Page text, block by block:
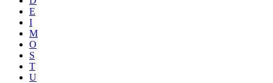
E
I
M
O
S
T
U